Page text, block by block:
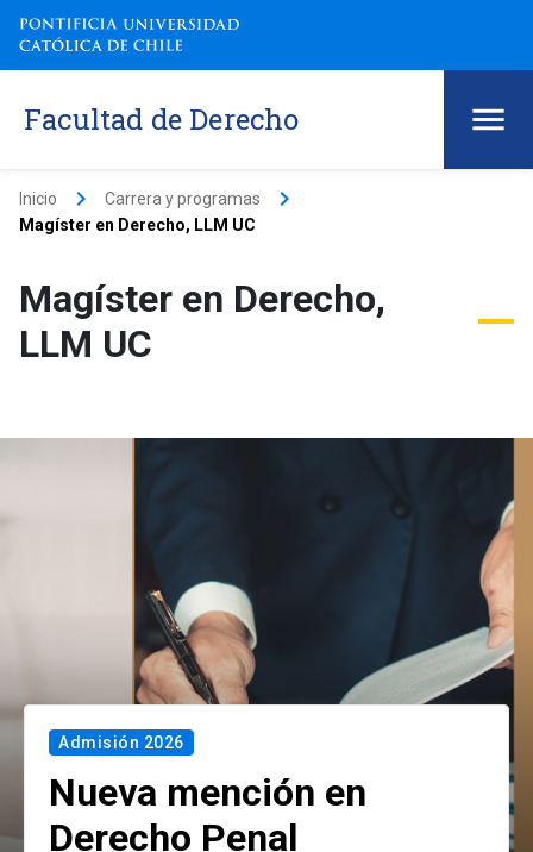
Facultad de Derecho
Inicio keyboard_arrow_right Carrera y programas keyboard_arrow_right
Magíster en Derecho, LLM UC
Magíster en Derecho,
LLM UC
Admisión 2026
Nueva mención en
Derecho Penal